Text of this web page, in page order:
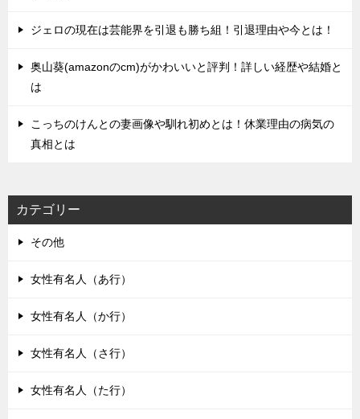
ジェロの現在は芸能界を引退も勝ち組！引退理由や今とは！
奥山葵(amazonのcm)がかわいいと評判！詳しい経歴や結婚と
は
こっちのけんとの妻画像や馴れ初めとは！休業理由の病気の
真相とは
カテゴリー
その他
女性有名人（あ行）
女性有名人（か行）
女性有名人（さ行）
女性有名人（た行）